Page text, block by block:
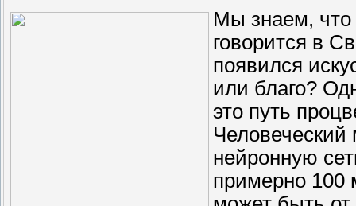
Мы знаем, что
говорится в
появился
или благо?
это путь
нейронную
примерно 100